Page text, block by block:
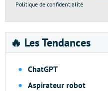
Politique de confidentialité
🔥 Les Tendances
ChatGPT
Aspirateur robot